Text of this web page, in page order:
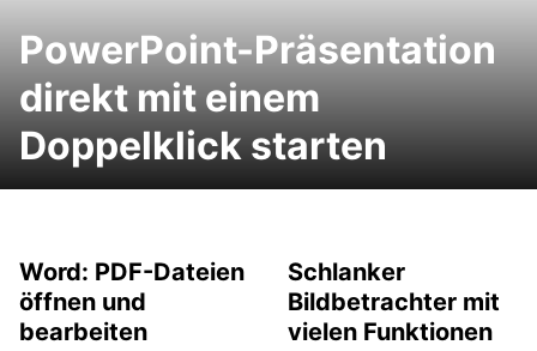
PowerPoint-Präsentation
direkt mit einem
Doppelklick starten
Word: PDF-Dateien
öffnen und
bearbeiten
Schlanker
Bildbetrachter mit
vielen Funktionen